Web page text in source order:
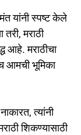
यांनी स्पष्ट केले
मराठी
आहे. मराठीचा
आमची भूमिका
त्यांनी
शिकण्यासाठी